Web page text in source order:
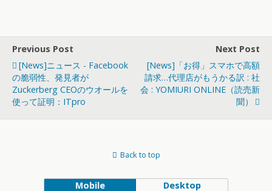
Previous Post
[News]ニュース - Facebook
の脆弱性、発見者が
Zuckerberg CEOのウオールを
使って証明：ITpro
Next Post
[News]「お得」スマホで高額
請求…代理店がもうかる訳 : 社
会 : YOMIURI ONLINE（読売新
聞）
Back to top
Mobile Desktop